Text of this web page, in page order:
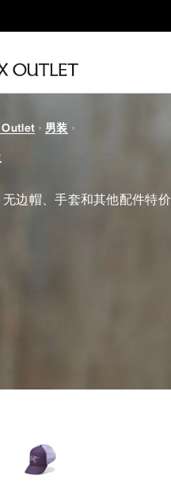
男装
边帽、手套和其他配件特价